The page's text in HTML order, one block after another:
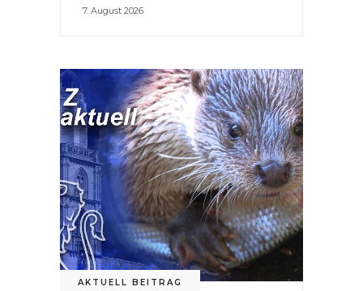
7. August 2026
AKTUELL BEITRAG